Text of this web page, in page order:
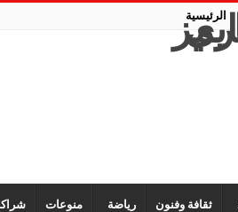
الرئيسية
ثقافة وفنون رياضة منوعات